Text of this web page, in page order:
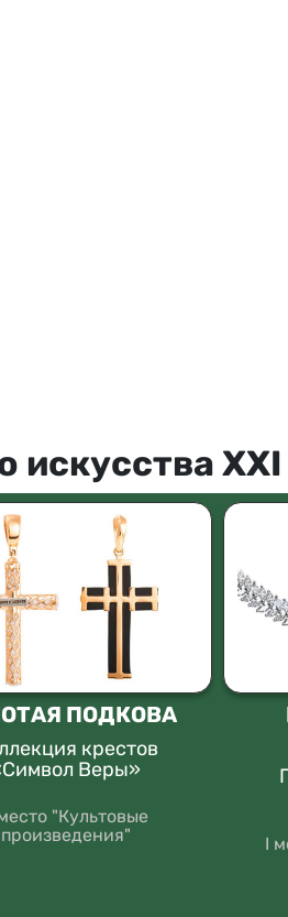
искусства XXI
ПОДКОВА
крестов
Веры»
"Культовые
произведения"
I